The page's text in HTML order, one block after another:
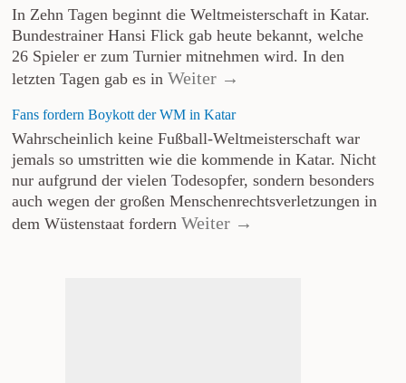
In Zehn Tagen beginnt die Weltmeisterschaft in Katar.
Bundestrainer Hansi Flick gab heute bekannt, welche
26 Spieler er zum Turnier mitnehmen wird. In den
letzten Tagen gab es in Weiter →
Fans fordern Boykott der WM in Katar
Wahrscheinlich keine Fußball-Weltmeisterschaft war
jemals so umstritten wie die kommende in Katar. Nicht
nur aufgrund der vielen Todesopfer, sondern besonders
auch wegen der großen Menschenrechtsverletzungen in
dem Wüstenstaat fordern Weiter →